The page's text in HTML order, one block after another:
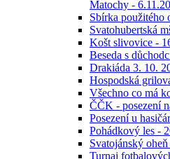
Matochy -
Sbírka použitého
Svatohubertská
Košt slivovice -
Beseda s
Drakiáda 3. 10.
Hospodská
Všechno co má
ČČK - posezení
Posezení u
Pohádkový les -
Svatojánský
Turnaj